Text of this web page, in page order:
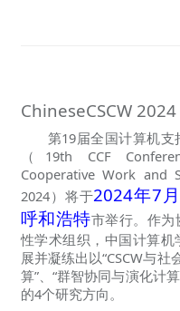
ChineseCSCW 2024
第19届全国计算机
（19th CCF
Cooperative Work and
2024）将于2024年7
呼和浩特市举行。作为
性学术组织，中国计算
展并凝练出以“CSCW与
算”、“群智协同与演化计
的4个研究方向。